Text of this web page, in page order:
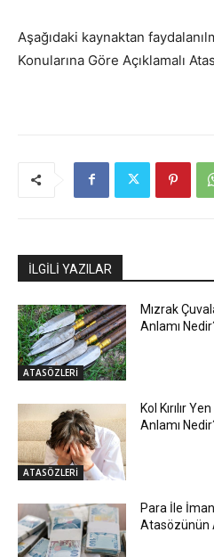
Aşağıdaki kaynaktan
Konularına Göre Açıklamalı
İLGİLİ YAZILAR
ATASÖZLERİ
Mızrak
Anlamı
ATASÖZLERİ
Kol Kırılır
Anlamı
Para İle
Atasözünün